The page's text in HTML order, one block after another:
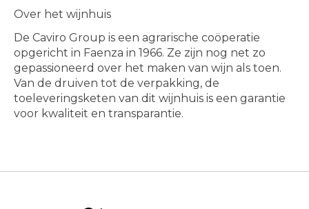
Over het wijnhuis
De Caviro Group is een agrarische coöperatie
opgericht in Faenza in 1966. Ze zijn nog net zo
gepassioneerd over het maken van wijn als toen.
Van de druiven tot de verpakking, de
toeleveringsketen van dit wijnhuis is een garantie
voor kwaliteit en transparantie.